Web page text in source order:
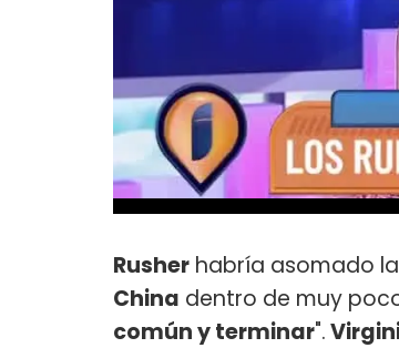
Rusher habría asomado
China dentro de muy
común y terminar".